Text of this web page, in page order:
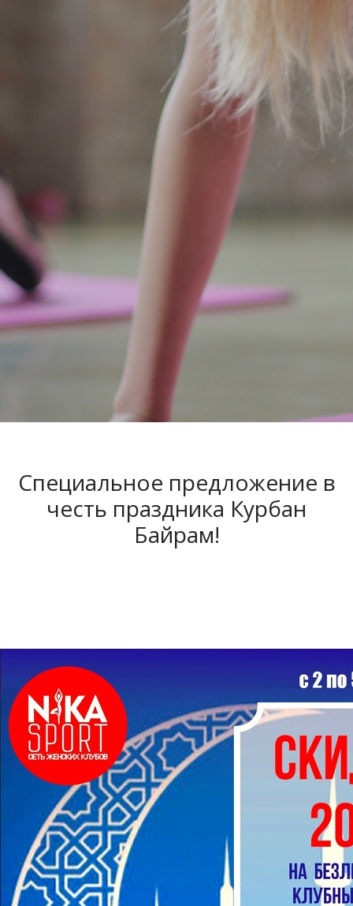
Специальное предложение в
честь праздника Курбан
Байрам!